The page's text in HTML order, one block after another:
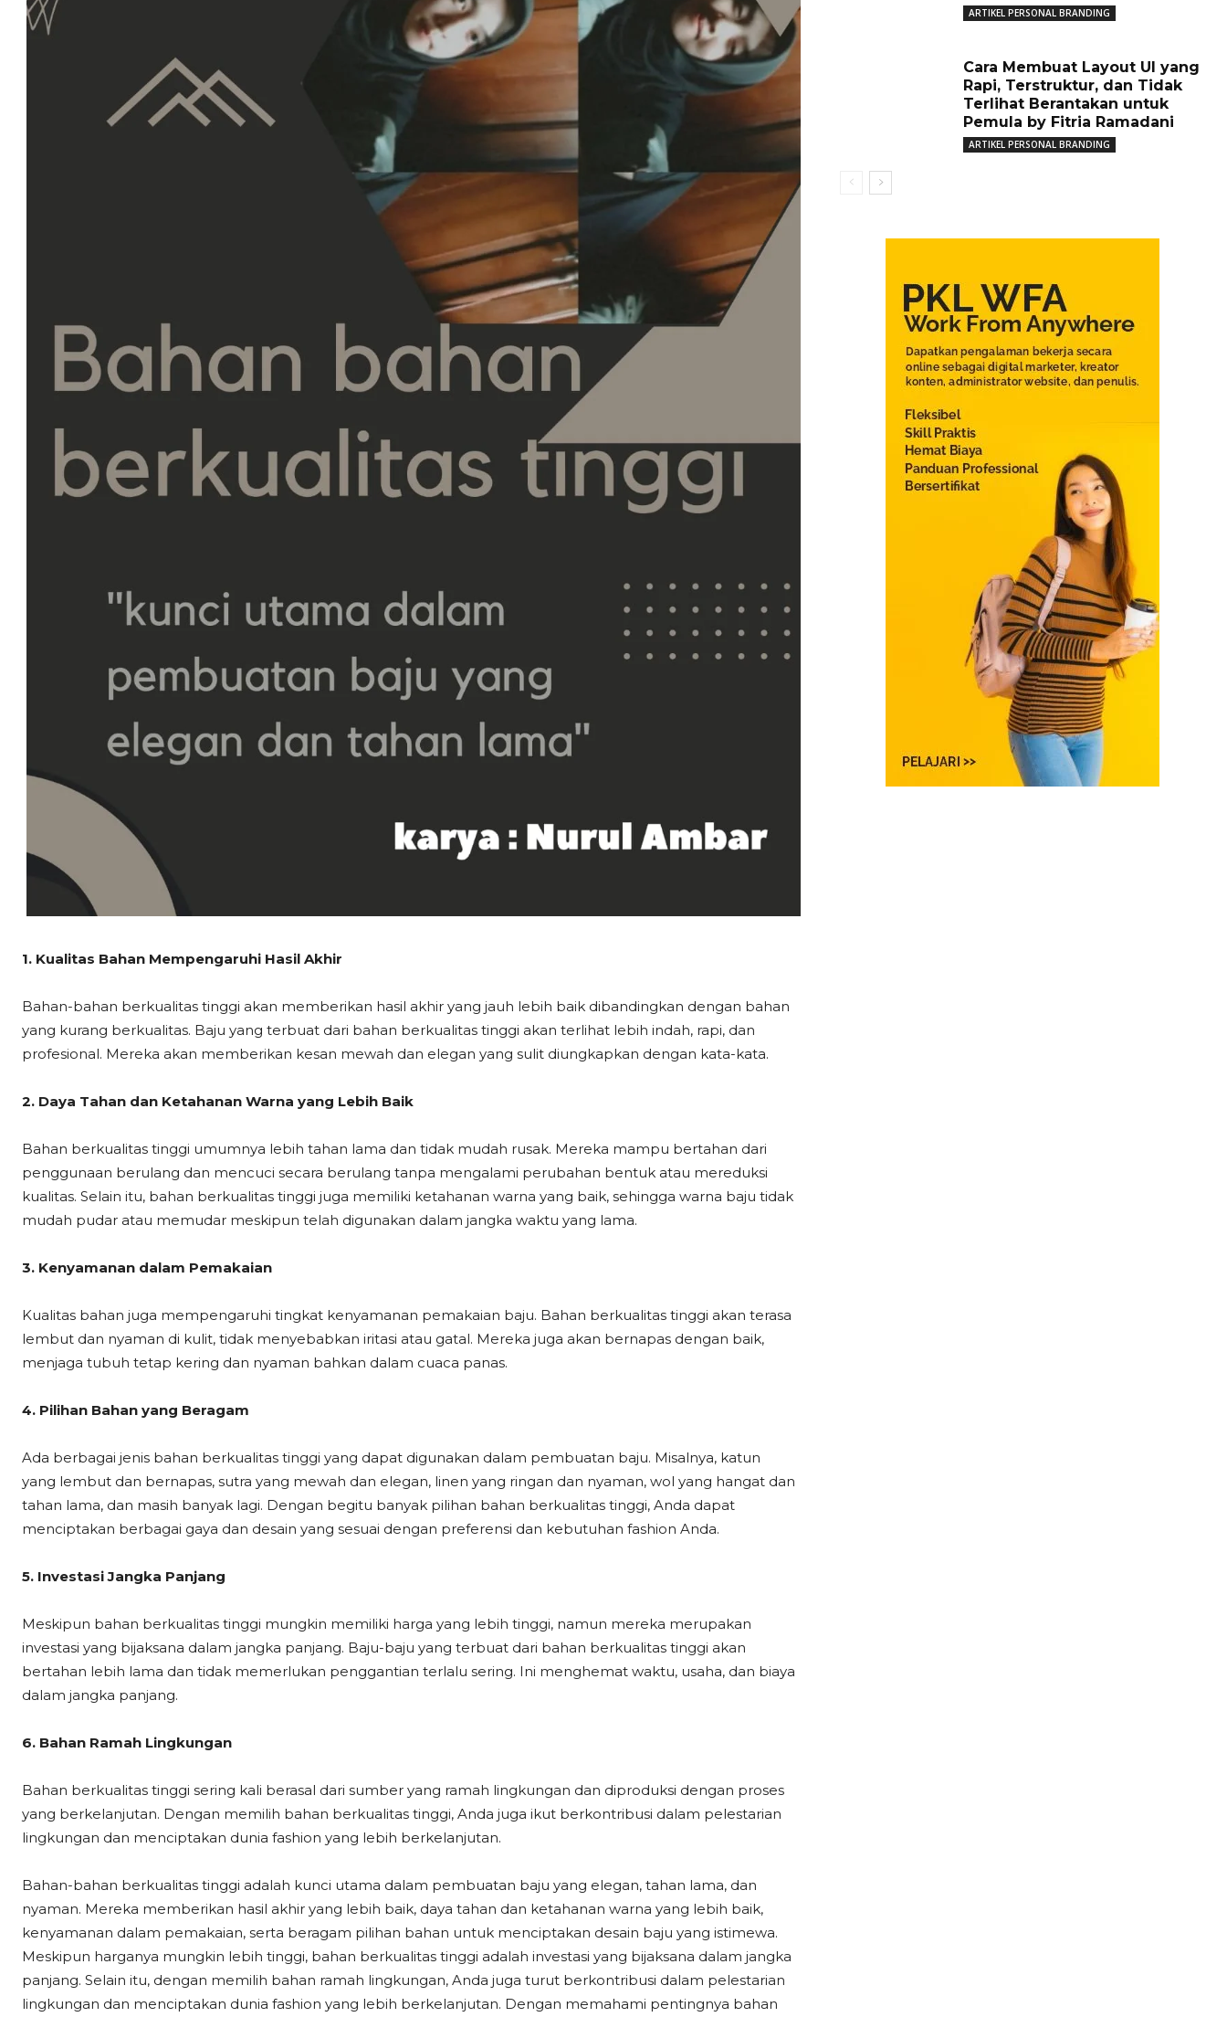
1. Kualitas Bahan Mempengaruhi Hasil Akhir
Bahan-bahan berkualitas tinggi akan memberikan hasil akhir yang jauh lebih baik dibandingkan dengan bahan
yang kurang berkualitas. Baju yang terbuat dari bahan berkualitas tinggi akan terlihat lebih indah, rapi, dan
profesional. Mereka akan memberikan kesan mewah dan elegan yang sulit diungkapkan dengan kata-kata.
2. Daya Tahan dan Ketahanan Warna yang Lebih Baik
Bahan berkualitas tinggi umumnya lebih tahan lama dan tidak mudah rusak. Mereka mampu bertahan dari
penggunaan berulang dan mencuci secara berulang tanpa mengalami perubahan bentuk atau mereduksi
kualitas. Selain itu, bahan berkualitas tinggi juga memiliki ketahanan warna yang baik, sehingga warna baju tidak
mudah pudar atau memudar meskipun telah digunakan dalam jangka waktu yang lama.
3. Kenyamanan dalam Pemakaian
Kualitas bahan juga mempengaruhi tingkat kenyamanan pemakaian baju. Bahan berkualitas tinggi akan terasa
lembut dan nyaman di kulit, tidak menyebabkan iritasi atau gatal. Mereka juga akan bernapas dengan baik,
menjaga tubuh tetap kering dan nyaman bahkan dalam cuaca panas.
4. Pilihan Bahan yang Beragam
Ada berbagai jenis bahan berkualitas tinggi yang dapat digunakan dalam pembuatan baju. Misalnya, katun
yang lembut dan bernapas, sutra yang mewah dan elegan, linen yang ringan dan nyaman, wol yang hangat dan
tahan lama, dan masih banyak lagi. Dengan begitu banyak pilihan bahan berkualitas tinggi, Anda dapat
menciptakan berbagai gaya dan desain yang sesuai dengan preferensi dan kebutuhan fashion Anda.
5. Investasi Jangka Panjang
Meskipun bahan berkualitas tinggi mungkin memiliki harga yang lebih tinggi, namun mereka merupakan
investasi yang bijaksana dalam jangka panjang. Baju-baju yang terbuat dari bahan berkualitas tinggi akan
bertahan lebih lama dan tidak memerlukan penggantian terlalu sering. Ini menghemat waktu, usaha, dan biaya
dalam jangka panjang.
6. Bahan Ramah Lingkungan
Bahan berkualitas tinggi sering kali berasal dari sumber yang ramah lingkungan dan diproduksi dengan proses
yang berkelanjutan. Dengan memilih bahan berkualitas tinggi, Anda juga ikut berkontribusi dalam pelestarian
lingkungan dan menciptakan dunia fashion yang lebih berkelanjutan.
Bahan-bahan berkualitas tinggi adalah kunci utama dalam pembuatan baju yang elegan, tahan lama, dan
nyaman. Mereka memberikan hasil akhir yang lebih baik, daya tahan dan ketahanan warna yang lebih baik,
kenyamanan dalam pemakaian, serta beragam pilihan bahan untuk menciptakan desain baju yang istimewa.
Meskipun harganya mungkin lebih tinggi, bahan berkualitas tinggi adalah investasi yang bijaksana dalam jangka
panjang. Selain itu, dengan memilih bahan ramah lingkungan, Anda juga turut berkontribusi dalam pelestarian
lingkungan dan menciptakan dunia fashion yang lebih berkelanjutan. Dengan memahami pentingnya bahan
ARTIKEL PERSONAL BRANDING
Cara Membuat Layout UI yang
Rapi, Terstruktur, dan Tidak
Terlihat Berantakan untuk
Pemula by Fitria Ramadani
ARTIKEL PERSONAL BRANDING